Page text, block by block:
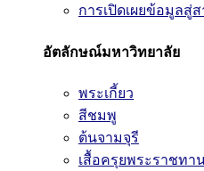
การเปิดเผยข้อมูลสู่
อัตลักษณ์มหาวิทยาลัย
พระเกี้ยว
สีชมพู
ต้นจามจุรี
เสื้อครุยพระราชทา